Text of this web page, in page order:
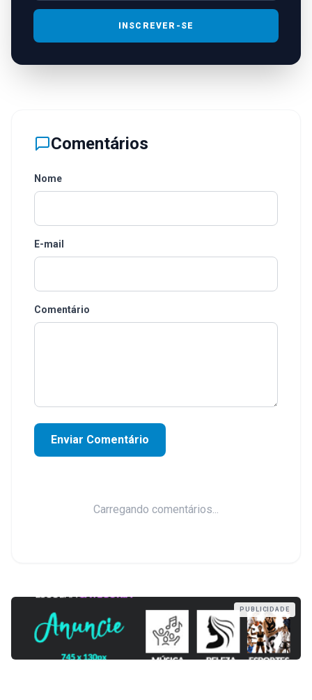
INSCREVER-SE
Comentários
Nome
E-mail
Comentário
Enviar Comentário
Carregando comentários...
PUBLICIDADE